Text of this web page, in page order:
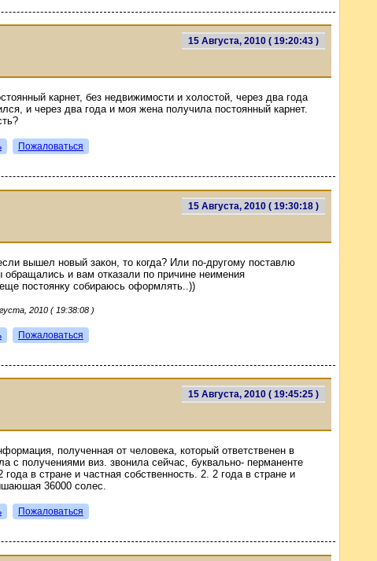
15 Августа, 2010 ( 19:20:43 )
карнет, без недвижимости и холостой, через два года
и через два года и моя жена получила постоянный карнет.
Пожаловаться
15 Августа, 2010 ( 19:30:18 )
вышел новый закон, то когда? Или по-другому поставлю
обращались и вам отказали по причине неимения
постоянку собираюсь оформлять..))
2010 ( 19:38:08 )
Пожаловаться
15 Августа, 2010 ( 19:45:25 )
полученная от человека, который ответственен в
с получениями виз. звонила сейчас, буквально- перманенте
в стране и частная собственность. 2. 2 года в стране и
36000 солес.
Пожаловаться